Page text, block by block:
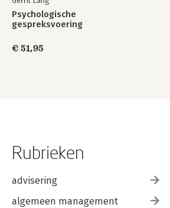
Psychologische
gespreksvoering
€ 51,95
Rubrieken
advisering
algemeen management